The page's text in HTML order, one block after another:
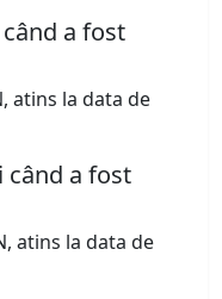
a fost
atins la data de
când a fost
atins la data de